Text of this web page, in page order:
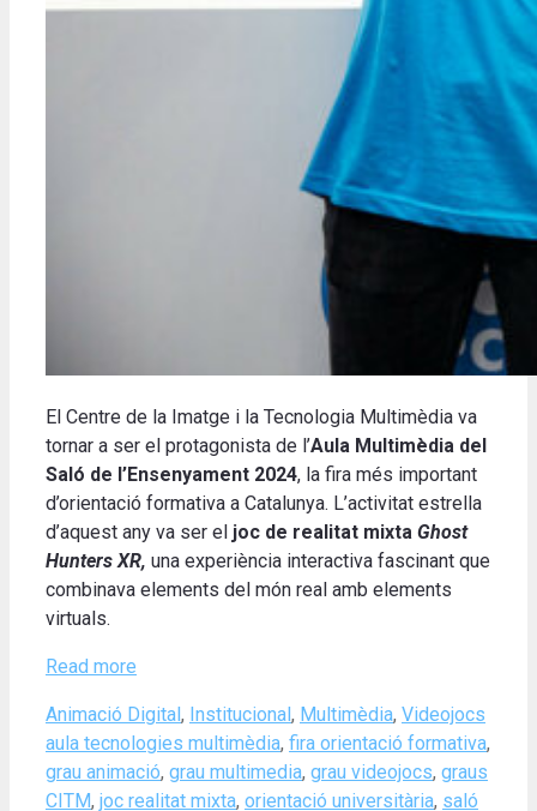
El Centre de la Imatge i la Tecnologia Multimèdia va
tornar a ser el protagonista de l’Aula Multimèdia del
Saló de l’Ensenyament 2024, la fira més important
d’orientació formativa a Catalunya. L’activitat estrella
d’aquest any va ser el joc de realitat mixta Ghost
Hunters XR, una experiència interactiva fascinant que
combinava elements del món real amb elements
virtuals.
Read more
Categories
Animació Digital , Institucional , Multimèdia, Videojocs
aula tecnologies multimèdia, fira orientació formativa,
grau animació, grau multimedia, grau videojocs, graus
CITM, joc realitat mixta, orientació universitària, saló